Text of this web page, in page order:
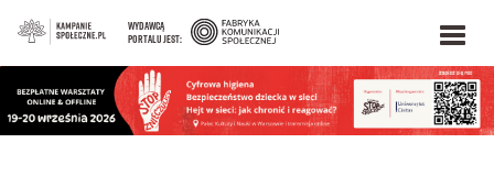
WYDAWCĄ
PORTALU JEST: